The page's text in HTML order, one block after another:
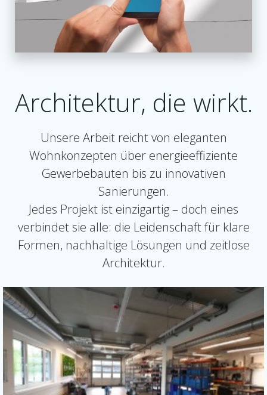
Architektur, die wirkt.
Unsere Arbeit reicht von eleganten
Wohnkonzepten über energieeffiziente
Gewerbebauten bis zu innovativen
Sanierungen.
Jedes Projekt ist einzigartig – doch eines
verbindet sie alle: die Leidenschaft für klare
Formen, nachhaltige Lösungen und zeitlose
Architektur.